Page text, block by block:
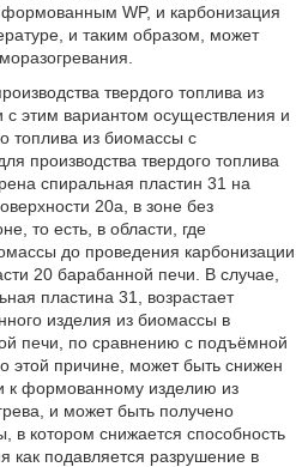
WP, и карбонизация
и таким образом, может
твердого топлива из
с этим вариантом осуществления и
топлива из биомассы с
производства твердого топлива
спиральная пластин 31 на
20a, в зоне без
то есть, в области, где
до проведения карбонизации
20 барабанной печи. В случае,
пластина 31, возрастает
изделия из биомассы в
печи, по сравнению с подъёмной
этой причине, может быть снижен
к формованному изделию из
и может быть получено
в котором снижается способность
как подавляется разрушение в